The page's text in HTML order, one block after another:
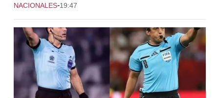
NACIONALES-19:47